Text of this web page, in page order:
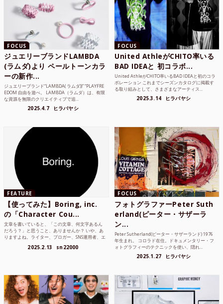
FOCUS
ジュエリーブランドLAMBDA
(ラムダ)より ペールトーンカラ
ーの新作...
ジュエリーブランド“LAMBDA( ラムダ))” “PLAYFRE
EDOM 自由を遊べ。 LAMBDA（ラムダ）は、有限
な資源を無限のクリエイティブで追...
2025.4.7 ヒラバヤシ
FOCUS
United AthleがCHITO率いる
BAD IDEAと 初コラボ...
United AthleがCHITO率いるBAD IDEAと初のコラ
ボレーション これまでシーズンカタログに掲載す
る取り組みとして、さまざまなアーティス...
2025.3.14 ヒラバヤシ
FEATURE
【使ってみた】Boring, inc.
の「Character Cou...
文章を書いていると、「この文章、何文字あるん
だろう？」と思うこと、ありませんか？ いや、あ
りますよね。ライター、ブロガー、SNS運用者、エ
2025.2.13 sn22000
FOCUS
フォトグラファーPeter Suth
erland(ピーター・サザーラ
ン...
Peter Sutherland(ピーター・サザーランド) 1976
年生まれ。 コロラド在住。ドキュメンタリー・フ
ォトグラフィーのテクニックを使い、隠れ...
2025.1.27 ヒラバヤシ